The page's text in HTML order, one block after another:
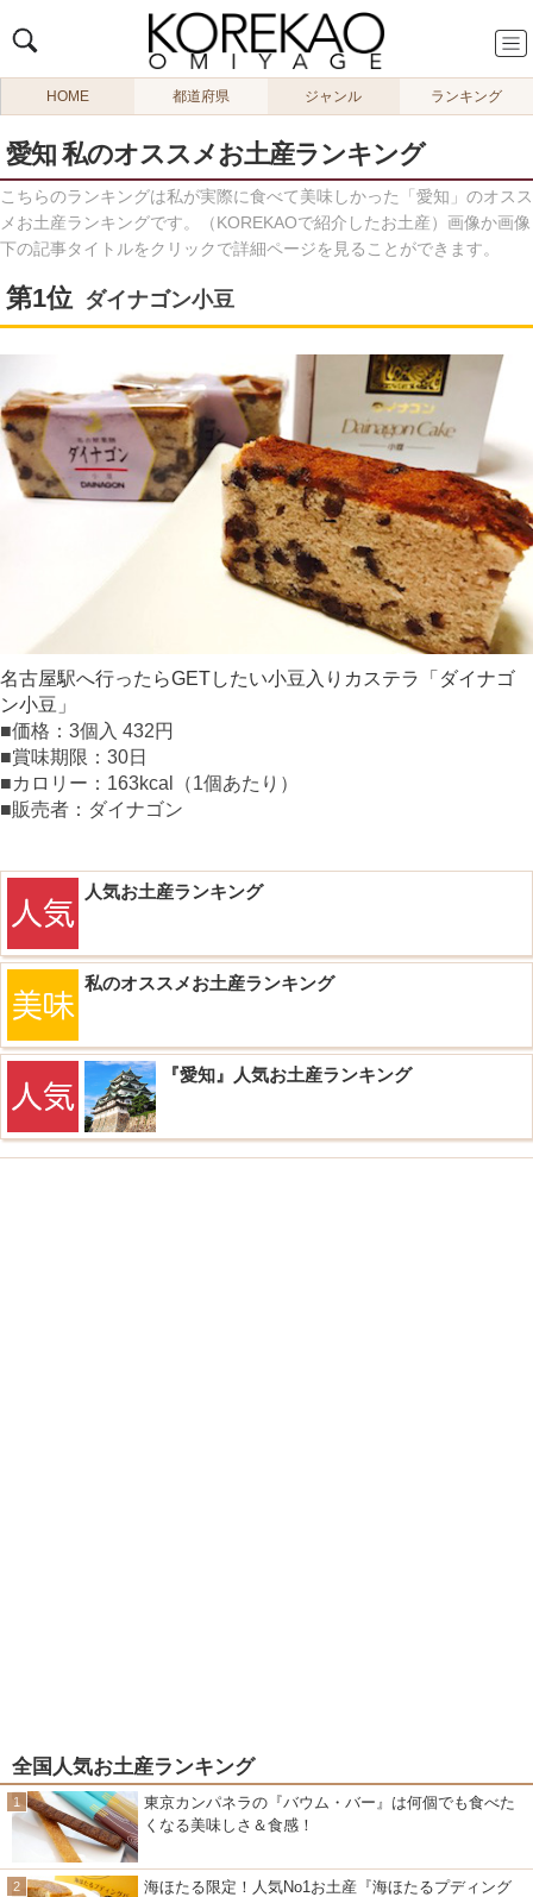
HOME 都道府県 ジャンル ランキング
愛知 私のオススメお土産ランキング
こちらのランキングは私が実際に食べて美味しかった「愛知」のオスス
メお土産ランキングです。（KOREKAOで紹介したお土産）画像か画像
下の記事タイトルをクリックで詳細ページを見ることができます。
ダイナゴン小豆
名古屋駅へ行ったらGETしたい小豆入りカステラ「ダイナゴ
ン小豆」
■価格：3個入 432円
■賞味期限：30日
■カロリー：163kcal（1個あたり）
■販売者：ダイナゴン
人気お土産ランキング
私のオススメお土産ランキング
『愛知』人気お土産ランキング
全国人気お土産ランキング
東京カンパネラの『バウム・バー』は何個でも食べた
くなる美味しさ＆食感！
海ほたる限定！人気No1お土産『海ほたるプディング